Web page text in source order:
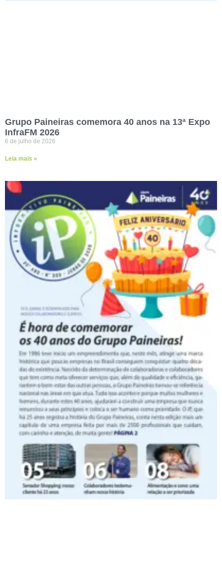
Grupo Paineiras comemora 40 anos na 13ª Expo
InfraFM 2026
6 de julho de 2026
Leia mais »